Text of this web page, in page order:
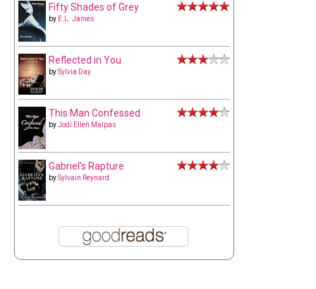
Fifty Shades of Grey
by E.L. James
Reflected in You
bySylvia Day
This Man Confessed
byJodi Ellen Malpas
Gabriel's Rapture
bySylvain Reynard